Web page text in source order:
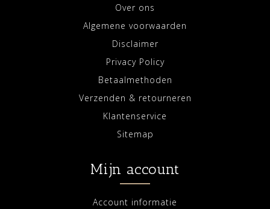
Over ons
Algemene voorwaarden
Disclaimer
Privacy Policy
Betaalmethoden
Verzenden & retourneren
Klantenservice
Sitemap
Mijn account
Account informatie